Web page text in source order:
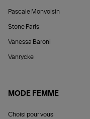
Pascale Monvoisin
Stone Paris
Vanessa Baroni
Vanrycke
MODE FEMME
Choisi pour vous